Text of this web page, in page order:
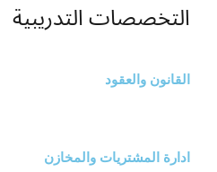
التخصصات التدريبية
القانون والعقود
ادارة المشتريات والمخازن